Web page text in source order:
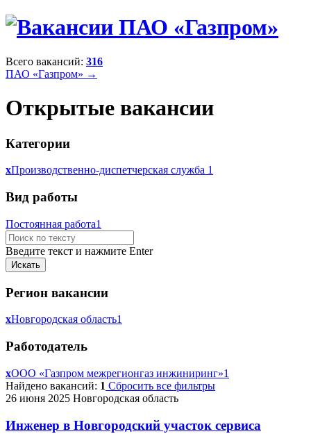
Всего вакансий: 316
ПАО «Газпром» →
Открытые вакансии
Категории
xПроизводственно-диспетчерская служба 1
Вид работы
Постоянная работа1
Введите текст и нажмите Enter
Регион вакансии
xНовгородская область1
Работодатель
xООО «Газпром межрегионгаз инжиниринг»1
Найдено вакансий: 1 Сбросить все фильтры
26 июня 2025 Новгородская область
Инженер в Новгородский участок сервиса